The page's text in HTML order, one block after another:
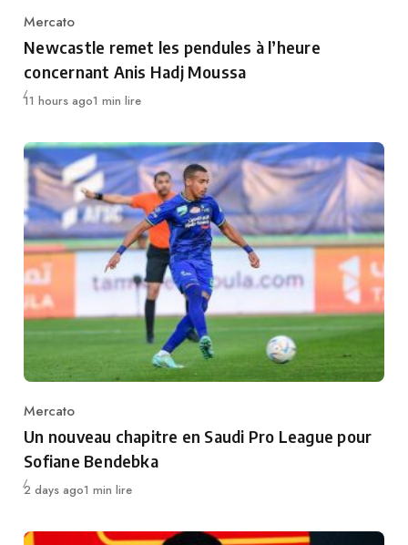
Category
Mercato
Newcastle remet les pendules à l’heure
concernant Anis Hadj Moussa
Publié
11 hours ago1 min lire
Category
Mercato
Un nouveau chapitre en Saudi Pro League pour
Sofiane Bendebka
Publié
2 days ago1 min lire